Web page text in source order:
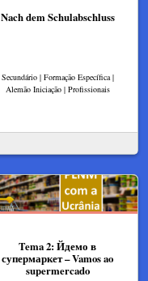
Nach dem Schulabschluss
Secundário | Formação Específica |
Alemão Iniciação | Profissionais
Tema 2: Йдемо в
супермаркет – Vamos ao
supermercado